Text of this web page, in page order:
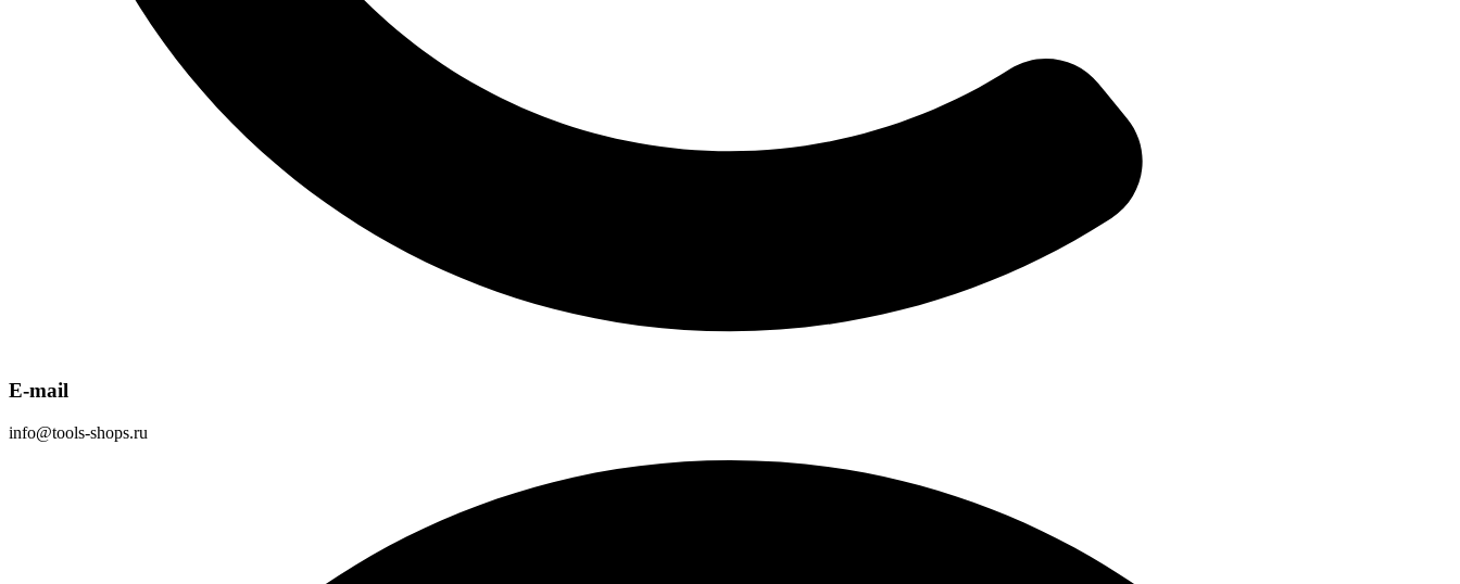
E-mail
info@tools-shops.ru